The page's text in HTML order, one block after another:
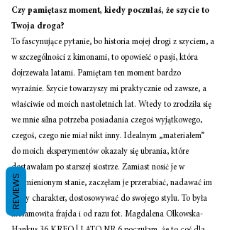
Czy pamiętasz moment, kiedy poczułaś, że szycie to
Twoja droga?
To fascynujące pytanie, bo historia mojej drogi z szyciem, a
w szczególności z kimonami, to opowieść o pasji, która
dojrzewała latami. Pamiętam ten moment bardzo
wyraźnie. Szycie towarzyszy mi praktycznie od zawsze, a
właściwie od moich nastoletnich lat. Wtedy to zrodziła się
we mnie silna potrzeba posiadania czegoś wyjątkowego,
czegoś, czego nie miał nikt inny. Idealnym „materiałem”
do moich eksperymentów okazały się ubrania, które
dostawałam po starszej siostrze. Zamiast nosić je w
niezmienionym stanie, zaczęłam je przerabiać, nadawać im
nowy charakter, dostosowywać do swojego stylu. To była
niesamowita frajda i od razu fot. Magdalena Olkowska-
REVIEWS